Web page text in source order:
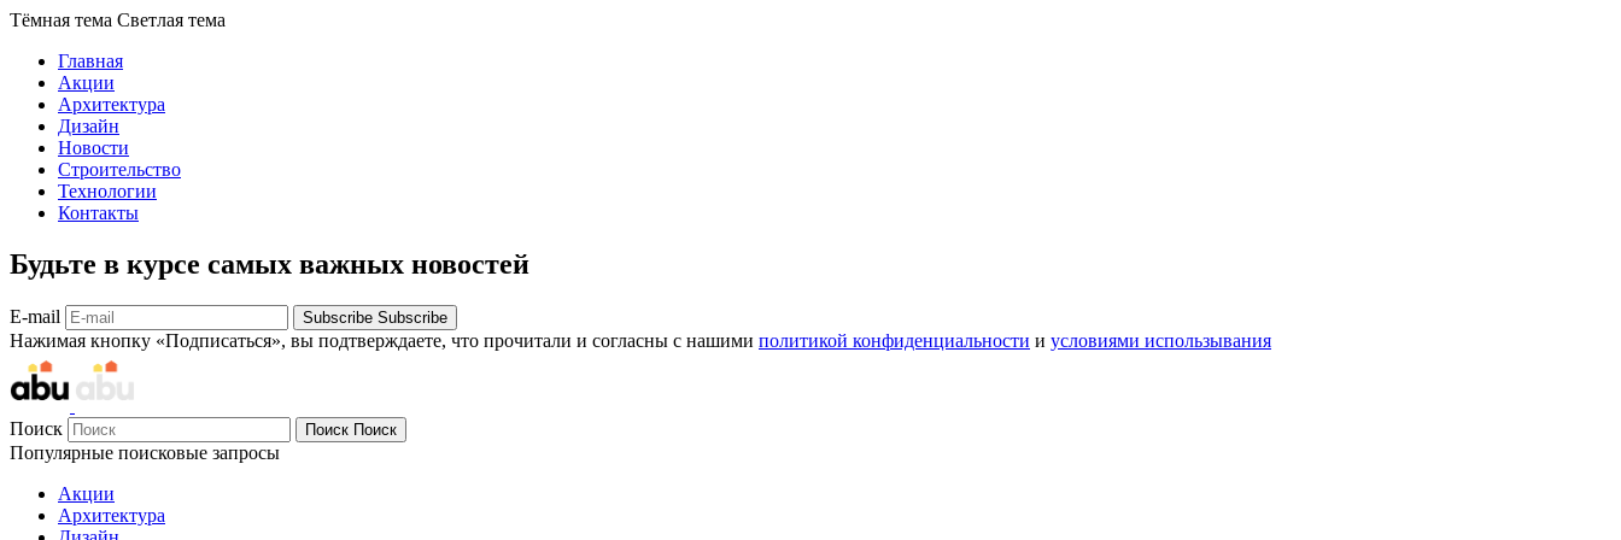
Тёмная тема Светлая тема
Главная
Акции
Архитектура
Дизайн
Новости
Строительство
Технологии
Контакты
Будьте в курсе самых важных новостей
E-mail Subscribe Subscribe
Нажимая кнопку «Подписаться», вы подтверждаете, что прочитали и согласны с нашими политикой конфиденциальности и условиями использывания
Поиск Поиск Поиск
Популярные поисковые запросы
Акции
Архитектура